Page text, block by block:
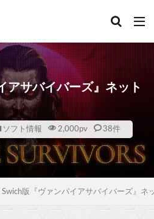
アサバイバーズ』ネット
ソフト情報 2,000pv 38件
Swich版『ヴァンパイアサバイバーズ』ネ